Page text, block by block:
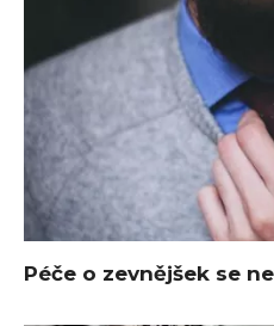
Péče o zevnějšek se